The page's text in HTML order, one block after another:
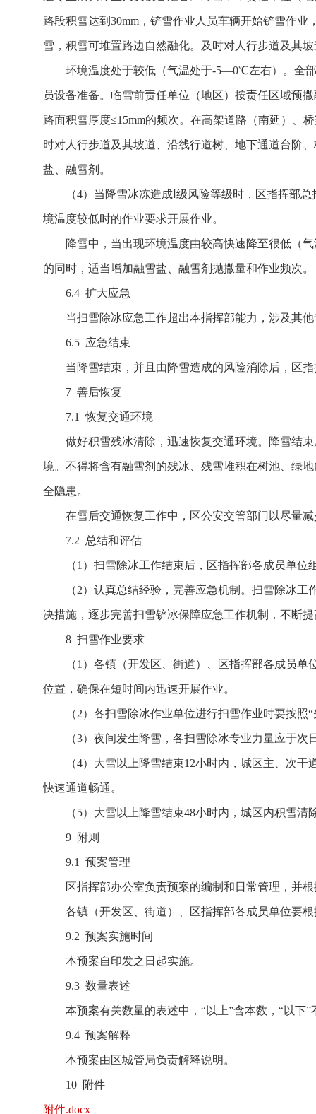
路段积雪达到30mm，铲雪作业人员车辆开始铲雪作
雪，积雪可堆置路边自然融化。及时对人行步道及其
环境温度处于较低（气温处于-5—0℃左右）。全
员设备准备。临雪前责任单位（地区）按责任区域预
路面积雪厚度≤15mm的频次。在高架道路（南延）、
时对人行步道及其坡道、沿线行道树、地下通道台阶
盐、融雪剂。
（4）当降雪冰冻造成Ⅰ级风险等级时，区指挥部
境温度较低时的作业要求开展作业。
降雪中，当出现环境温度由较高快速降至很低（
的同时，适当增加融雪盐、融雪剂抛撒量和作业频次。
6.4 扩大应急
当扫雪除冰应急工作超出本指挥部能力，涉及其
6.5 应急结束
当降雪结束，并且由降雪造成的风险消除后，区
7 善后恢复
7.1 恢复交通环境
做好积雪残冰清除，迅速恢复交通环境。降雪结
境。不得将含有融雪剂的残冰、残雪堆积在树池、绿
全隐患。
在雪后交通恢复工作中，区公安交管部门以尽量
7.2 总结和评估
（1）扫雪除冰工作结束后，区指挥部各成员单
（2）认真总结经验，完善应急机制。扫雪除冰
决措施，逐步完善扫雪铲冰保障应急工作机制，不断
8 扫雪作业要求
（1）各镇（开发区、街道）、区指挥部各成员
位置，确保在短时间内迅速开展作业。
（2）各扫雪除冰作业单位进行扫雪作业时要按
（3）夜间发生降雪，各扫雪除冰专业力量应于
（4）大雪以上降雪结束12小时内，城区主、次
快速通道畅通。
（5）大雪以上降雪结束48小时内，城区内积雪
9 附则
9.1 预案管理
区指挥部办公室负责预案的编制和日常管理，并
各镇（开发区、街道）、区指挥部各成员单位要
9.2 预案实施时间
本预案自印发之日起实施。
9.3 数量表述
本预案有关数量的表述中，“以上”含本数，“以下”
9.4 预案解释
本预案由区城管局负责解释说明。
10 附件
附件.docx